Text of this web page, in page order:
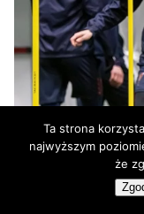
Ta strona
najwyższym
że